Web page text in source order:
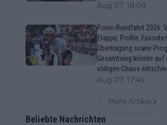
Aug 07, 18:09
Polen-Rundfahrt 2026:
Etappe, Profile,
Übertragung sowie
Gesamtsieg könnte auf
völligen Chaos
Aug 07, 17:45
Mehr Artikel
Beliebte Nachrichten